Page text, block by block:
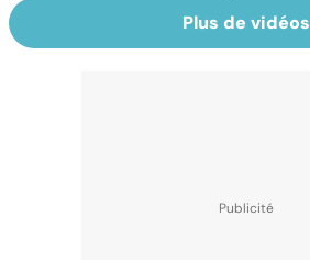
Plus de vidéos